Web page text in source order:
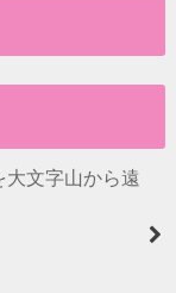
文字山から遠